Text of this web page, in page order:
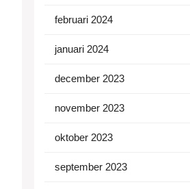
februari 2024
januari 2024
december 2023
november 2023
oktober 2023
september 2023